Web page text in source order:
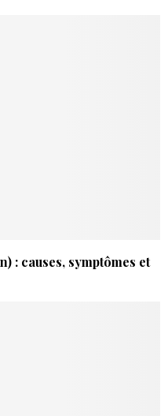
: causes, symptômes et